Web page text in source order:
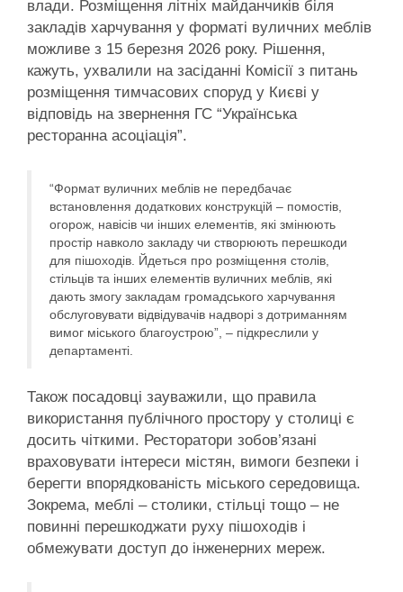
влади. Розміщення літніх майданчиків біля
закладів харчування у форматі вуличних меблів
можливе з 15 березня 2026 року. Рішення,
кажуть, ухвалили на засіданні Комісії з питань
розміщення тимчасових споруд у Києві у
відповідь на звернення ГС “Українська
ресторанна асоціація”.
“Формат вуличних меблів не передбачає
встановлення додаткових конструкцій – помостів,
огорож, навісів чи інших елементів, які змінюють
простір навколо закладу чи створюють перешкоди
для пішоходів. Йдеться про розміщення столів,
стільців та інших елементів вуличних меблів, які
дають змогу закладам громадського харчування
обслуговувати відвідувачів надворі з дотриманням
вимог міського благоустрою”, – підкреслили у
департаменті.
Також посадовці зауважили, що правила
використання публічного простору у столиці є
досить чіткими. Ресторатори зобов’язані
враховувати інтереси містян, вимоги безпеки і
берегти впорядкованість міського середовища.
Зокрема, меблі – столики, стільці тощо – не
повинні перешкоджати руху пішоходів і
обмежувати доступ до інженерних мереж.